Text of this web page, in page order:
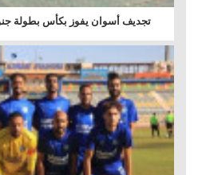
تجديف أسوان يفوز بكأس بطولة